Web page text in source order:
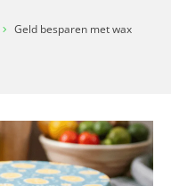
Geld besparen met wax